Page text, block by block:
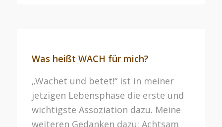
Was heißt WACH für mich?
„Wachet und betet!“ ist in meiner
jetzigen Lebensphase die erste und
wichtigste Assoziation dazu. Meine
weiteren Gedanken dazu: Achtsam